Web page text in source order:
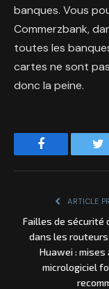
banques. Vous
Commerzbank,
toutes les
cartes ne sont
donc la peine.
Facebook
ARTICLE
Failles de sécurité
dans les
Huawei : mises
micrologiciel